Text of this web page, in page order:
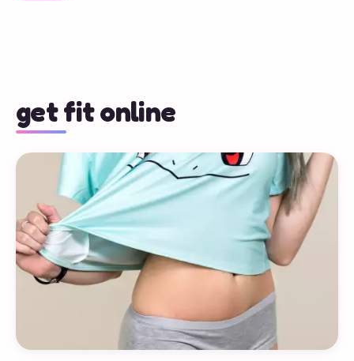
get fit online